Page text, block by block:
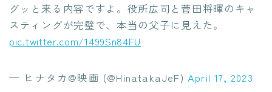
グッと来る内容ですよ。役所広司と菅田将暉のキャ
スティングが完璧で、本当の父子に見えた。
pic.twitter.com/1499Sn84FU
— ヒナタカ@映画 (@HinatakaJeF) April 17, 2023